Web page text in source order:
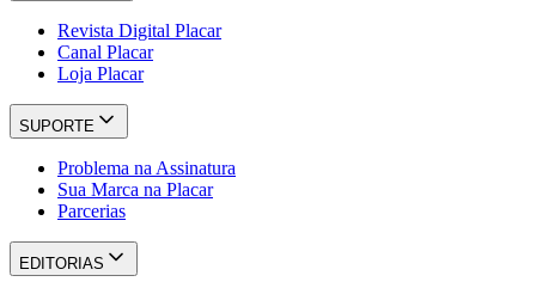
Revista Digital Placar
Canal Placar
Loja Placar
SUPORTE
Problema na Assinatura
Sua Marca na Placar
Parcerias
EDITORIAS